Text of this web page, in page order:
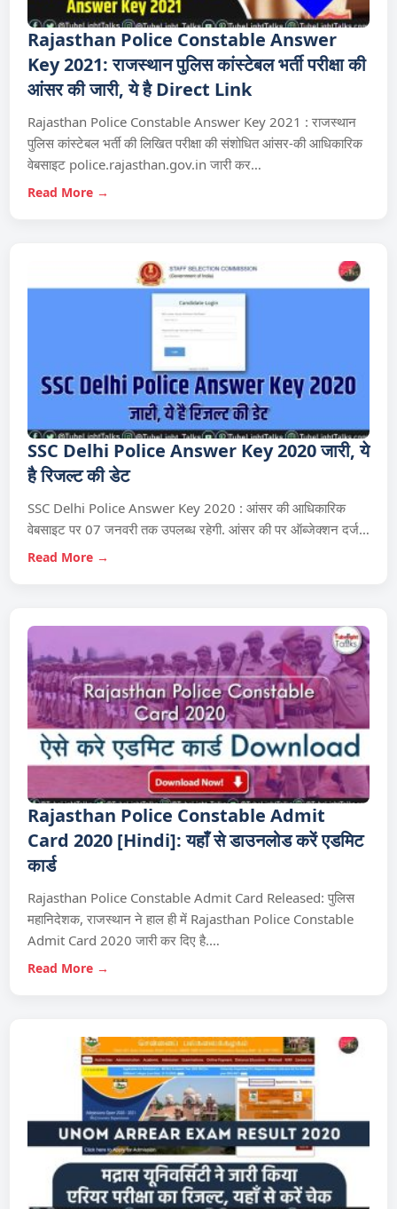
Rajasthan Police Constable Answer
Key 2021: राजस्थान पुलिस कांस्टेबल भर्ती परीक्षा की
आंसर की जारी, ये है Direct Link
Rajasthan Police Constable Answer Key 2021 : राजस्थान
पुलिस कांस्टेबल भर्ती की लिखित परीक्षा की संशोधित आंसर-की आधिकारिक
वेबसाइट police.rajasthan.gov.in जारी कर…
Read More →
SSC Delhi Police Answer Key 2020 जारी, ये
है रिजल्‍ट की डेट
SSC Delhi Police Answer Key 2020 : आंसर की आधिकारिक
वेबसाइट पर 07 जनवरी तक उपलब्‍ध रहेगी. आंसर की पर ऑब्जेक्‍शन दर्ज…
Read More →
Rajasthan Police Constable Admit
Card 2020 [Hindi]: यहाँ से डाउनलोड करें एडमिट
कार्ड
Rajasthan Police Constable Admit Card Released: पुलिस
महानिदेशक, राजस्थान ने हाल ही में Rajasthan Police Constable
Admit Card 2020 जारी कर दिए है.…
Read More →